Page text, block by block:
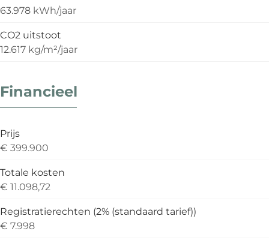
63.978 kWh/jaar
CO2 uitstoot
12.617 kg/m²/jaar
Financieel
Prijs
€ 399.900
Totale kosten
€ 11.098,72
Registratierechten (2% (standaard tarief))
€ 7.998